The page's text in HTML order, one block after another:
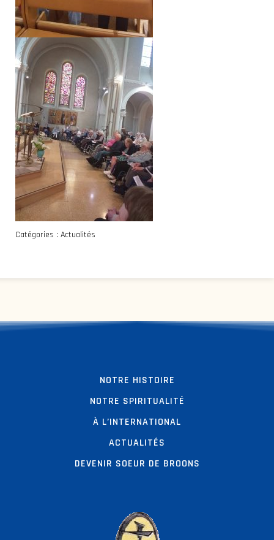
Catégories : Actualités
NOTRE HISTOIRE
NOTRE SPIRITUALITÉ
À L’INTERNATIONAL
ACTUALITÉS
DEVENIR SOEUR DE BROONS